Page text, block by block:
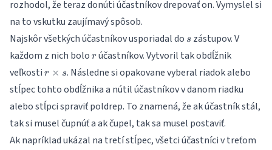
rozhodol, že teraz donúti účastníkov drepovať on. Vymyslel si
na to vskutku zaujímavý spôsob.
Najskôr všetkých účastníkov usporiadal do s
s zástupov. V
každom z nich bolo r
rúčastníkov. Vytvoril tak obdĺžnik
veľkosti r
s
r × s. Následne si opakovane vyberal riadok alebo
stĺpec tohto obdĺžnika a nútil účastníkov v danom riadku
alebo stĺpci spraviť poldrep. To znamená, že ak účastník stál,
tak si musel čupnúť a ak čupel, tak sa musel postaviť.
Ak napríklad ukázal na tretí stĺpec, všetci účastníci v treťom